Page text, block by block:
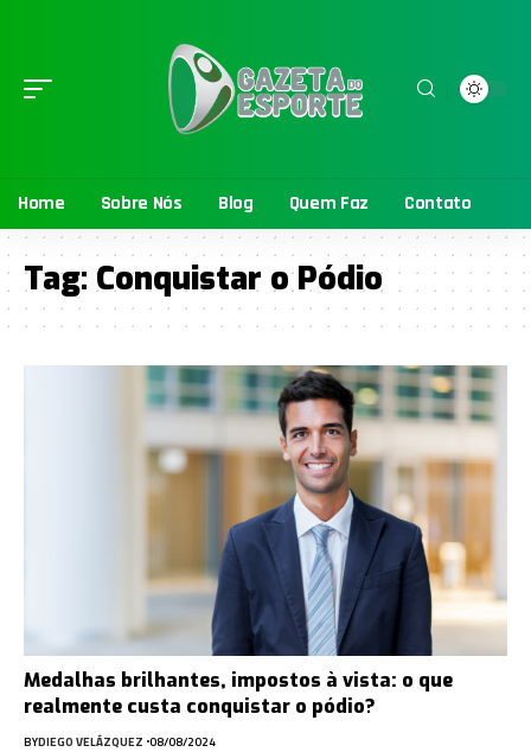
Home Sobre Nós Blog Quem Faz Contato
Tag: Conquistar o Pódio
Medalhas brilhantes, impostos à vista: o que
realmente custa conquistar o pódio?
BYDIEGO VELÁZQUEZ 08/08/2024